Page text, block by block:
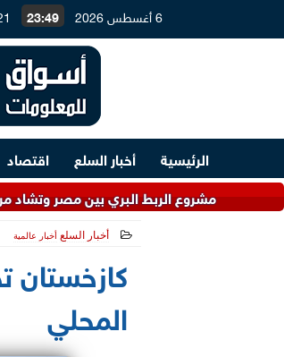
6 أغسطس 2026 23:49
21
الرئيسية أخبار السلع اقتصاد
مشروع الربط البري بين مصر وتشاد مرورًا بليبيا
أخبار السلع أخبار عالمية
كازخستان
المحلي